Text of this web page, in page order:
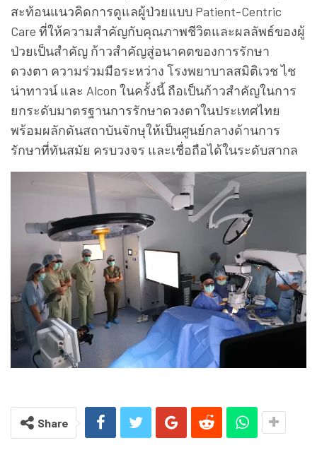
สะท้อนแนวคิดการดูแลผู้ป่วยแบบ Patient-Centric
Care ที่ให้ความสำคัญกับคุณภาพชีวิตและผลลัพธ์ของผู้
ป่วยเป็นสำคัญ ก้าวสำคัญสู่อนาคตของการรักษา
ดวงตา ความร่วมมือระหว่าง โรงพยาบาลสมิติเวช ไช
น่าทาวน์ และ Alcon ในครั้งนี้ ถือเป็นก้าวสำคัญในการ
ยกระดับมาตรฐานการรักษาดวงตาในประเทศไทย
พร้อมผลักดันสถาบันจักษุให้เป็นศูนย์กลางด้านการ
รักษาที่ทันสมัย ครบวงจร และเชื่อถือได้ในระดับสากล
Share